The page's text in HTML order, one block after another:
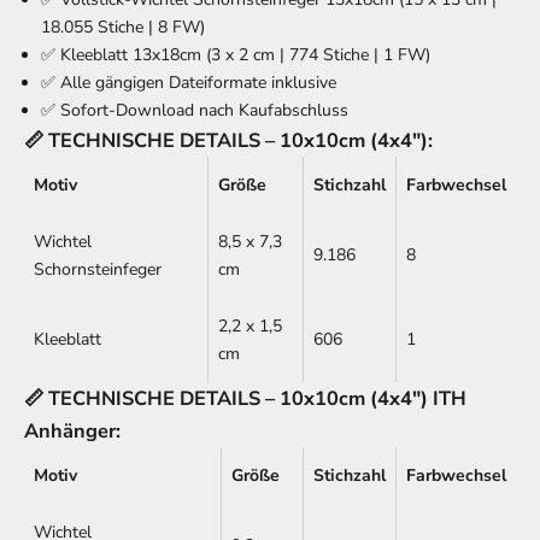
18.055 Stiche | 8 FW)
✅ Kleeblatt 13x18cm (3 x 2 cm | 774 Stiche | 1 FW)
✅ Alle gängigen Dateiformate inklusive
✅ Sofort-Download nach Kaufabschluss
📏 TECHNISCHE DETAILS – 10x10cm (4x4"):
Motiv Größe Stichzahl Farbwechsel
Wichtel
Schornsteinfeger
8,5 x 7,3
cm
9.186 8
Kleeblatt
2,2 x 1,5
cm
606 1
📏 TECHNISCHE DETAILS – 10x10cm (4x4") ITH
Anhänger:
Motiv Größe Stichzahl Farbwechsel
Wichtel